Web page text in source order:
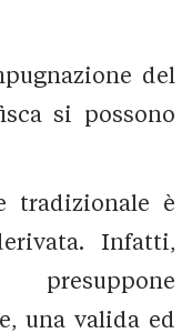
del
si possono
tradizionale è
Infatti,
presuppone
una valida ed